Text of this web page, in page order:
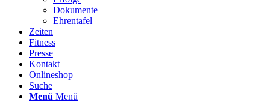
Dokumente
Ehrentafel
Zeiten
Fitness
Presse
Kontakt
Onlineshop
Suche
Menü Menü